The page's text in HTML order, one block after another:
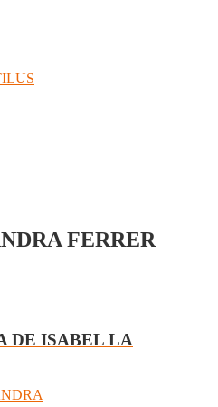
FERRER
DE ISABEL LA